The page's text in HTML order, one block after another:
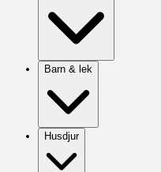
Barn & lek
Husdjur